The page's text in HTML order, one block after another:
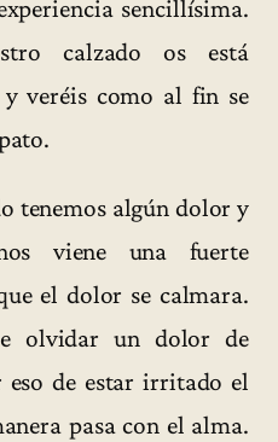
sencillísima.
calzado os está
veréis como al fin se
tenemos algún dolor y
viene una fuerte
el dolor se calmara.
olvidar un dolor de
eso de estar irritado el
pasa con el alma.